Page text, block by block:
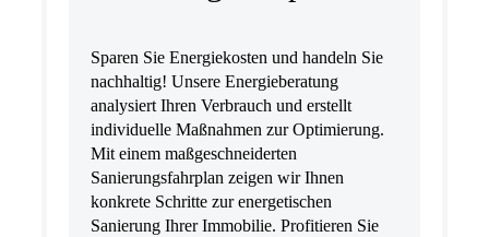
Sparen Sie Energiekosten und handeln Sie
nachhaltig! Unsere Energieberatung
analysiert Ihren Verbrauch und erstellt
individuelle Maßnahmen zur Optimierung.
Mit einem maßgeschneiderten
Sanierungsfahrplan zeigen wir Ihnen
konkrete Schritte zur energetischen
Sanierung Ihrer Immobilie. Profitieren Sie